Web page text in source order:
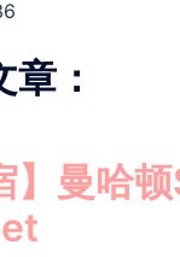
：
】曼哈